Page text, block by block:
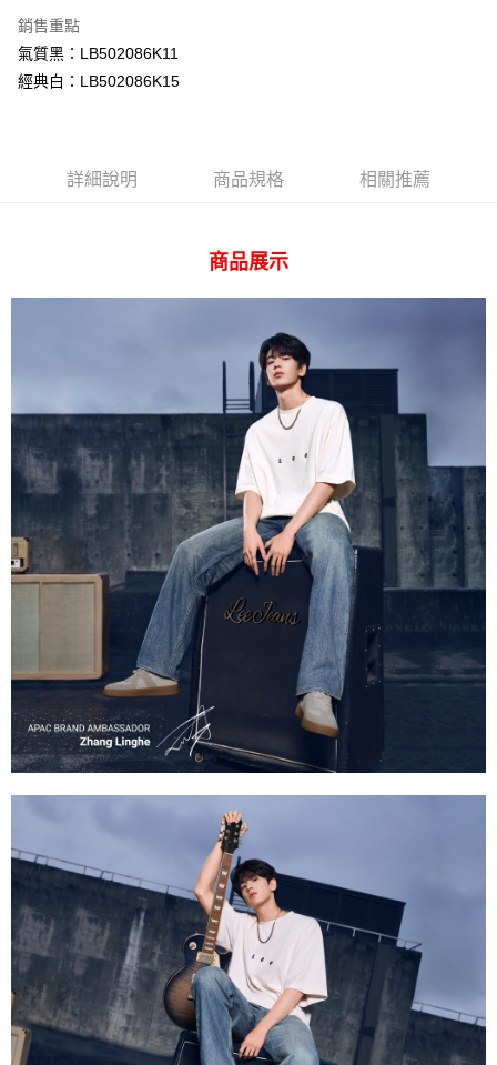
元大商業銀行
台新國際商業銀行
台灣樂天信用卡公司
Google Pay
全盈+PAY
AFTEE先享後付是「在收到商品之後才付款」的支付方式。 讓您購物簡單
３．安心：先確認商品／服務後，再付款。
【「AFTEE先享後付」結帳流程】
結帳頁面，進行簡訊認證並確認金額後，即可完成結帳。
２．訂單成立數日內，您將收到繳費通知簡訊。
３．收到繳費通知簡訊後14天內，點擊此簡訊中的連結，可透過四大超商／
ATM／網路銀行／等多元方式進行付款，方視為交易完成。
※ 請注意：結帳手續完成當下不需立刻繳費，但若您需要取消訂單，請聯絡
購買商品的店家。未經商家同意取消之訂單仍視為有效，需透過AFTEE先享
後付繳納相關費用。
※ 交易是否成功請以「AFTEE先享後付 」之結帳頁面顯示為準，若有關於
是否繳費成功／繳費後需取消欲退款等相關疑問，請聯繫「AFTEE先享後付
客戶支援中心」
https://netprotections.freshdesk.com/support/home
【注意事項】
１．透過由恩沛科技股份有限公司提供之「AFTEE先享後付」服務完成之交
易，需依本服務之必要範圍內提供個人資料，並將交易相關給付款項請求債
權轉讓予恩沛科技股份有限公司。
２．關於個人資料處理事宜，請瀏覽以下網址：
https://aftee.tw/terms/#terms3
３．未成年的使用者請事先徵得法定代理人或監護人之同意方可使用
「AFTEE先享後付」，若未經同意申辦者引起之損失，本公司不負相關責
任。
４．使用「AFTEE先享後付」時，將依據個別帳號之用戶狀況，依本公司即
時審查核予不同之上限額度；若仍有額度不足之情形，本公司將視審查結果
請求用戶進行身份認證。
５．嚴禁一人註冊多個帳號或使用他人資訊註冊。若發現惡意使用之情形，
恩沛科技股份有限公司將有權停止該用戶之使用額度並採取法律行動。
ATM付款
每筆NT$80，滿NT$2,000(含以上)免運費
每筆NT$80，滿NT$2,000(含以上)免運費
每筆NT$80，滿NT$2,000(含以上)免運費
付款後 7-11取貨
每筆NT$80，滿NT$2,000(含以上)免運費
每筆NT$120，滿NT$2,000(含以上)免運費
門市自取【環保愛地球｜自備購物袋 | 出貨後10天內通知取貨】
免運費
國家/地區配送
銷售重點
氣質黑：LB502086K11
經典白：LB502086K15
詳細說明 商品規格 相關推薦
商品展示